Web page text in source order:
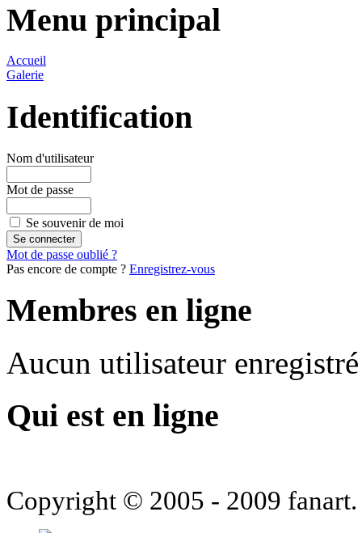
Menu principal
Accueil
Galerie
Identification
Nom d'utilisateur
Mot de passe
Se souvenir de moi
Mot de passe oublié ?
Pas encore de compte ? Enregistrez-vous
Membres en ligne
Aucun utilisateur
Qui est en ligne
Copyright © 2005 - 2009